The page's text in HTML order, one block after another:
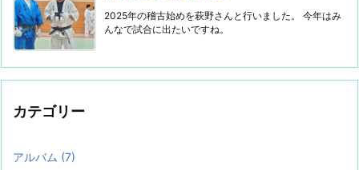
2025年の稽古始めを萩野さんと行いました。 今年はみ
んなで試合に出たいですね。
カテゴリー
アルバム (7)